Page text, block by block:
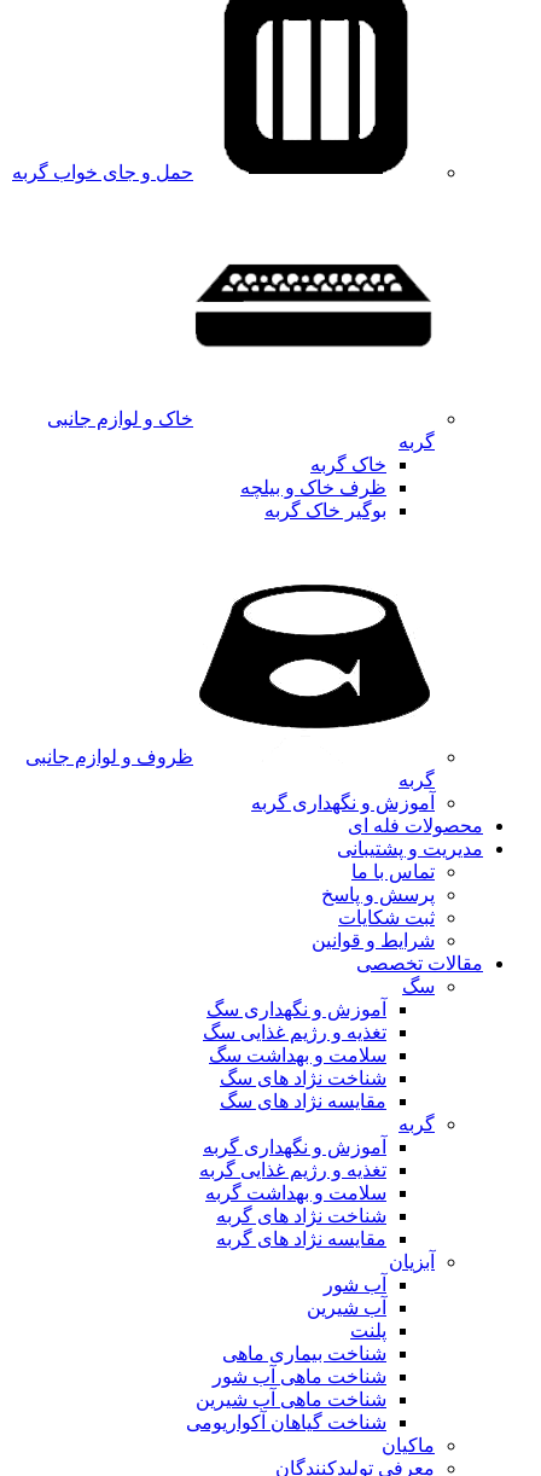
حمل و جای خواب گربه
خاک و لوازم جانبی
گربه
خاک گربه
ظرف خاک و بیلچه
بوگیر خاک گربه
ظروف و لوازم جانبی
گربه
آموزش و نگهداری گربه
محصولات فله ای
مدیریت و پشتیبانی
تماس با ما
پرسش و پاسخ
ثبت شکایات
شرایط و قوانین
مقالات تخصصی
سگ
آموزش و نگهداری سگ
تغذیه و رژیم غذایی سگ
سلامت و بهداشت سگ
شناخت نژاد های سگ
مقایسه نژاد های سگ
گربه
آموزش و نگهداری گربه
تغذیه و رژیم غذایی گربه
سلامت و بهداشت گربه
شناخت نژاد های گربه
مقایسه نژاد های گربه
آبزیان
آب شور
آب شیرین
پلنت
شناخت بیماری ماهی
شناخت ماهی آب شور
شناخت ماهی آب شیرین
شناخت گیاهان آکواریومی
ماکیان
معرفی تولیدکنندگان